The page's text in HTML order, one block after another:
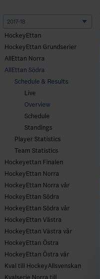
HockeyEttan
HockeyEttan Grundserier
AllEttan Norra
AllEttan Södra
Schedule & Results
Live
Overview
Schedule
Standings
Player Statistics
Team Statistics
Hockeyettan Finalen
HockeyEttan Norra
HockeyEttan Norra vår
HockeyEttan Södra
HockeyEttan Södra vår
HockeyEttan Västra
HockeyEttan Västra vår
HockeyEttan Östra
HockeyEttan Östra vår
Kval till HockeyAllsvenskan
Kvalserie Norra till